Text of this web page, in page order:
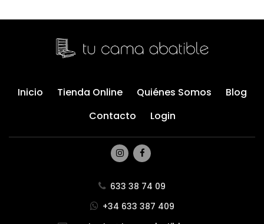
Inicio Tienda Online Quiénes Somos
Blog
Contacto
Login
633 38 74 09
+34 633 387 409